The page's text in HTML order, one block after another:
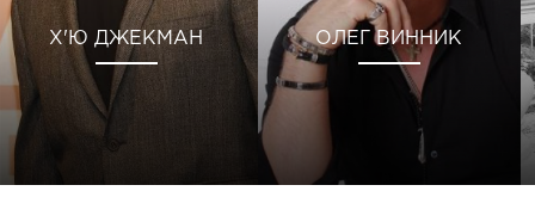
Х'Ю ДЖЕКМАН ОЛЕГ ВИННИК